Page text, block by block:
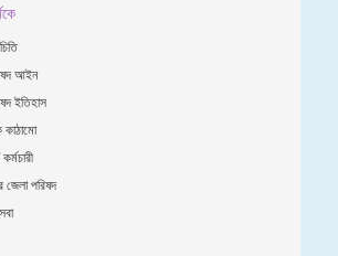
আইন
ইতিহাস
কাঠামো
পরিষদ